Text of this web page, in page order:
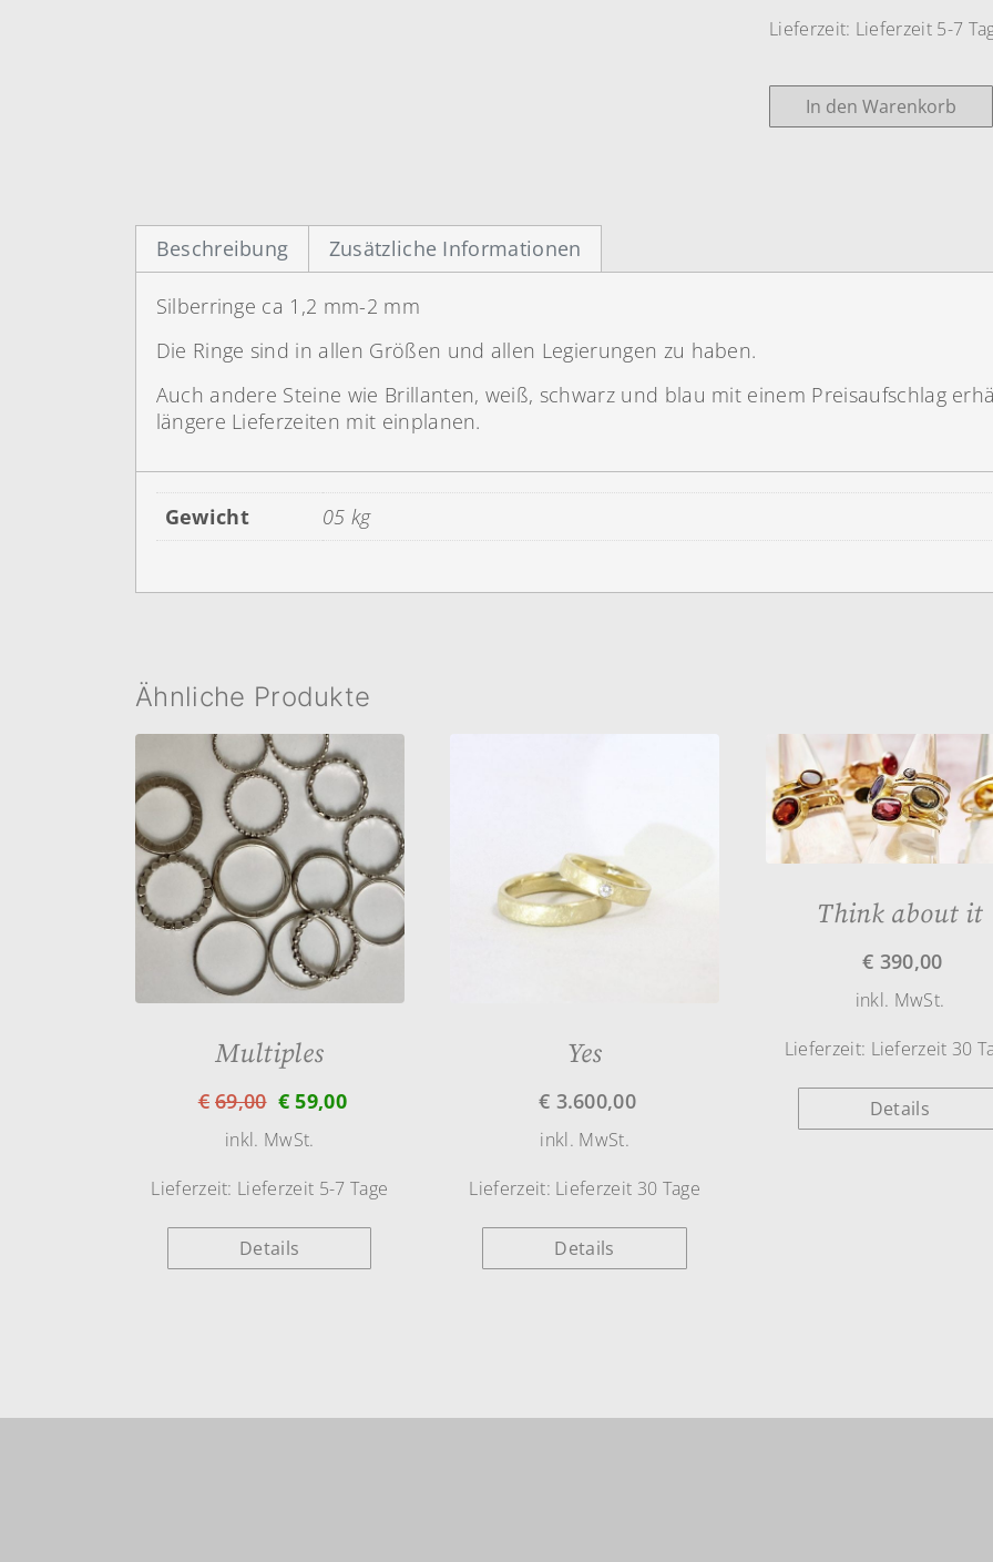
Lieferzeit: Lieferzeit 5-7
In den Warenkorb
Beschreibung Zusätzliche Informationen
Silberringe ca 1,2 mm-2 mm
Die Ringe sind in allen Größen und allen Legierungen zu haben.
Auch andere Steine wie Brillanten, weiß, schwarz und blau mit einem Preisaufschlag
längere Lieferzeiten mit einplanen.
Gewicht 05 kg
Ähnliche Produkte
Multiples
€ 69,00 € 59,00
inkl. MwSt.
Lieferzeit: Lieferzeit 5-7 Tage
Details
Yes
€ 3.600,00
inkl. MwSt.
Lieferzeit: Lieferzeit 30 Tage
Details
Think about it
€ 390,00
inkl. MwSt.
Lieferzeit: Lieferzeit 30
Details